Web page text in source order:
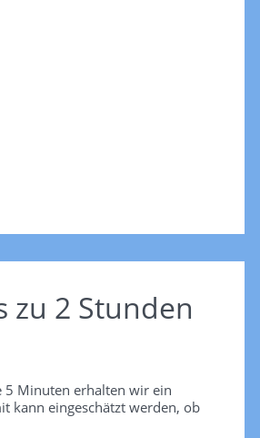
zu 2 Stunden
5 Minuten erhalten wir ein
kann eingeschätzt werden, ob